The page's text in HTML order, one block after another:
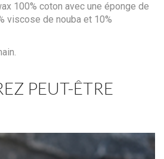
100% coton avec une éponge de
viscose de nouba et 10%
PEUT-ÊTRE